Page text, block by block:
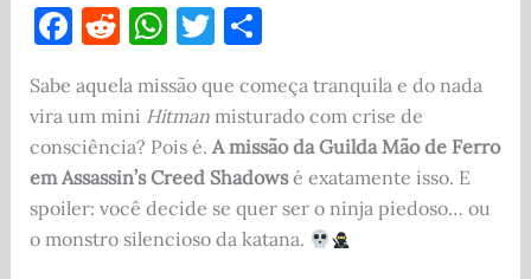
F
c
e
b
o
o
R
d
di
t
W
h
at
s
A
p
p
T
it
te
r
S
ar
e
Sabe aquela missão que começa tranquila e do nada
vira um mini Hitmanmisturado com crise de
consciência? Pois é. A missão da Guilda Mão de Ferro
em Assassin’s Creed Shadowsé exatamente isso. E
spoiler: você decide se quer ser o ninja piedoso… ou
o monstro silencioso da katana.